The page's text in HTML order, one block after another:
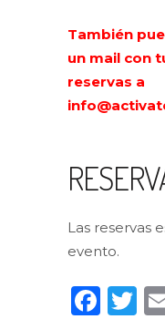
También
un mail con
reservas a
Las reservas
evento.